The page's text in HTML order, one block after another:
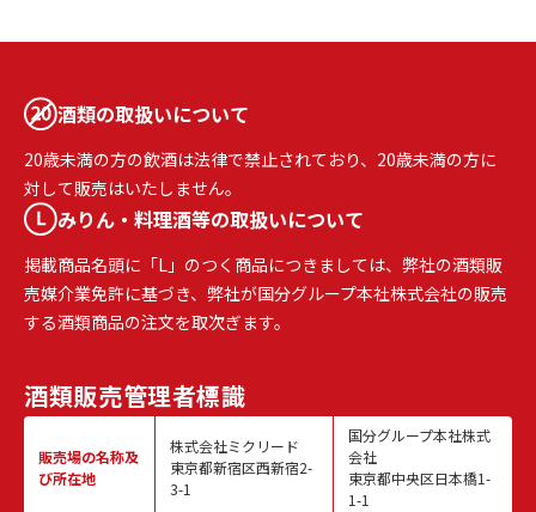
酒類の取扱いについて
20歳未満の方の飲酒は法律で禁止されており、20歳未満の方に
対して販売はいたしません。
みりん・料理酒等の取扱いについて
掲載商品名頭に「L」のつく商品につきましては、弊社の酒類販
売媒介業免許に基づき、弊社が国分グループ本社株式会社の販売
する酒類商品の注文を取次ぎます。
酒類販売管理者標識
販売場の名称及
び所在地
株式会社ミクリード
東京都新宿区西新宿2-
3-1
国分グループ本社株式
会社
東京都中央区日本橋1-
1-1